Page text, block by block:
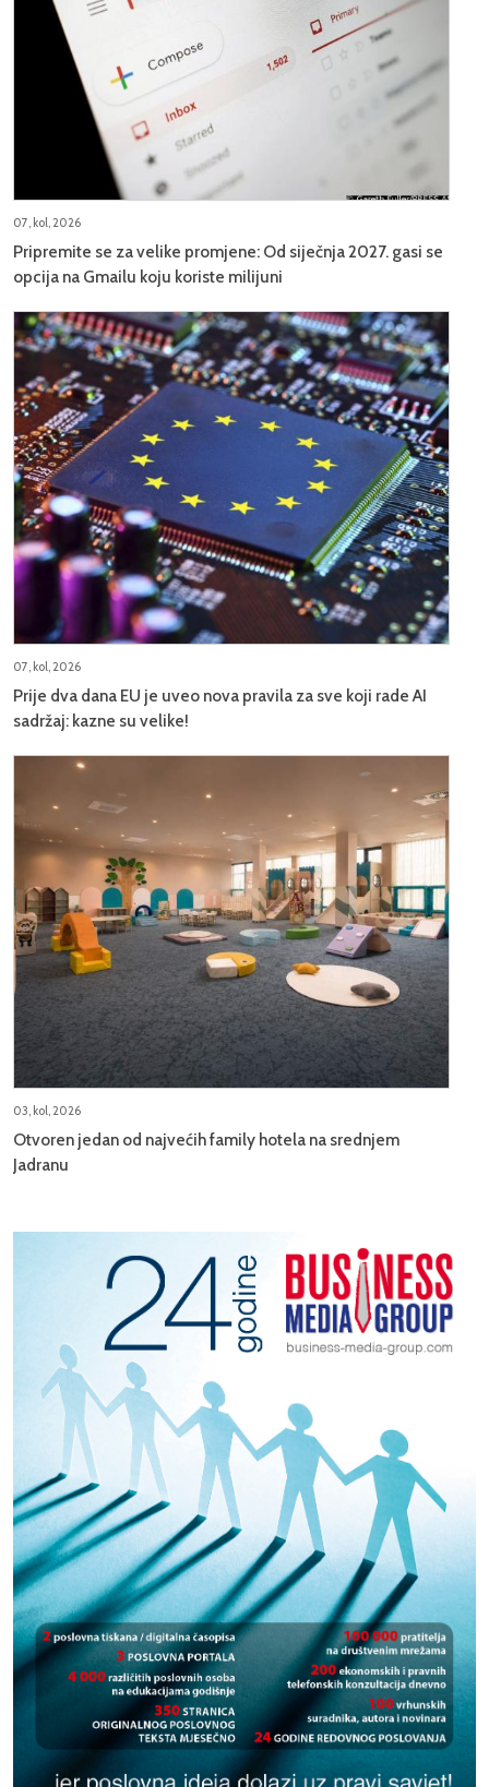
07, kol, 2026
Pripremite se za velike promjene: Od siječnja 2027. gasi se
opcija na Gmailu koju koriste milijuni
07, kol, 2026
Prije dva dana EU je uveo nova pravila za sve koji rade AI
sadržaj: kazne su velike!
03, kol, 2026
Otvoren jedan od najvećih family hotela na srednjem
Jadranu